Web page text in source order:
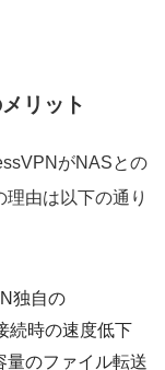
リット
がNASとの
由は以下の通り
独自の
続時の速度低下
量のファイル転送